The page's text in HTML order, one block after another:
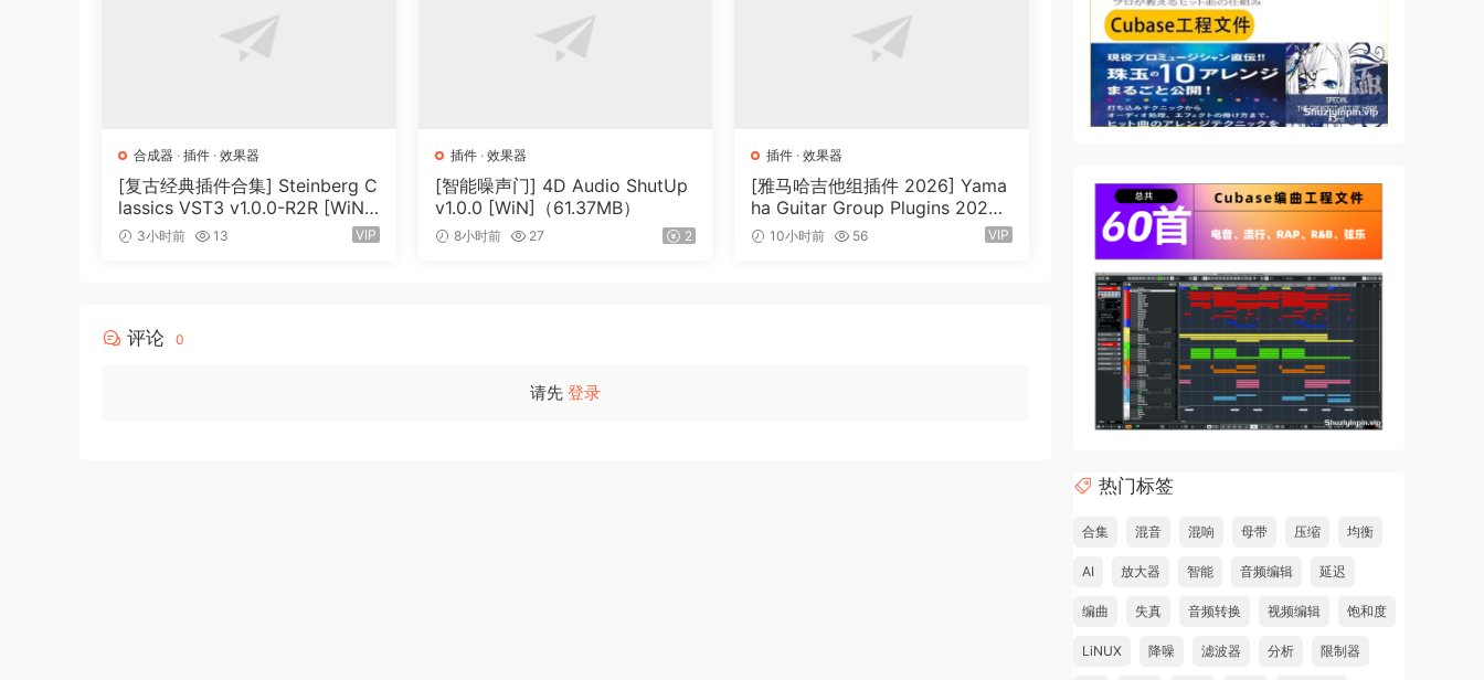
合成器 · 插件 · 效果器
[复古经典插件合集] Steinberg C
lassics VST3 v1.0.0-R2R [WiN]
（27.9MB）
3小时前 13 VIP
插件· 效果器
[智能噪声门] 4D Audio ShutUp
v1.0.0 [WiN]（61.37MB）
8小时前 27 2
插件 ·效果器
[雅马哈吉他组插件 2026] Yama
ha Guitar Group Plugins 2026 I
ncl Keygen-R2R [WiN]（1.2G
10小时前 56 VIP
评论 0
请先 登录
热门标签
合集 混音 混响 母带 压缩 均衡
AI 放大器 智能 音频编辑 延迟
编曲 失真 音频转换 视频编辑 饱和度
LiNUX 降噪 滤波器 分析 限制器